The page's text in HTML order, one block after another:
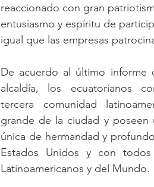
reaccionado con gran
entusiasmo y espíritu de
igual que las empresas
De acuerdo al último informe
alcaldía, los ecuatorianos
tercera comunidad
grande de la ciudad y poseen
única de hermandad y
Estados Unidos y con
Latinoamericanos y del Mundo.